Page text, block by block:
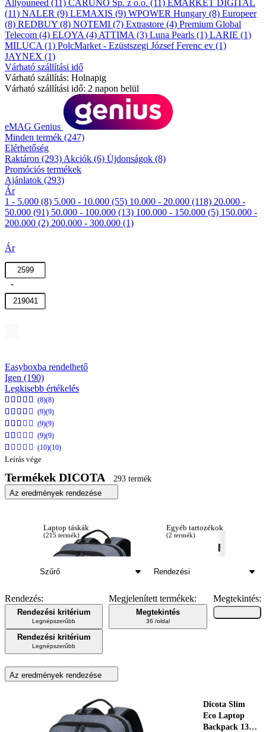
Allyouneed (11) CARUNO Sp. z o.o. (11) EMARKET DIGITAL
(11) NALER (9) LEMAXIS (9) WPOWER Hungary (8) Europeer
(8) REDBUY (8) NOTEMI (7) Extrastore (4) Premium Global
Telecom (4) ELOYA (4) ATTIMA (3) Luna Pearls (1) LARIE (1)
MILUCA (1) PolcMarket - Ezüstszegi József Ferenc ev (1)
JAYNEX (1)
Várható szállítási idő
Várható szállítás: Holnapig
Várható szállítási idő: 2 napon belül
eMAG Genius
Minden termék (247)
Elérhetőség
Raktáron (293) Akciók (6) Újdonságok (8)
Promóciós termékek
Ajánlatok (293)
Ár
1 - 5.000 (8) 5.000 - 10.000 (55) 10.000 - 20.000 (118) 20.000 -
50.000 (91) 50.000 - 100.000 (13) 100.000 - 150.000 (5) 150.000 -
200.000 (2) 200.000 - 300.000 (1)
Ár
Easyboxba rendelhető
Igen (190)
Legkisebb értékelés
(8)(8)
(9)(9)
(9)(9)
(9)(9)
(10)(10)
Leírás vége
Termékek DICOTA
293 termék
Az eredmények rendezése
Laptop táskák
(215 termék)
Egyéb tartozékok
(2 termék)
Szűrő Rendezési
Rendezés:
Rendezési kritérium
Legnépszerűbb
Rendezési kritérium
Legnépszerűbb
Megjelenített termékek:
Megtekintés
36 /oldal
Megtekintés:
Az eredmények rendezése
Dicota Slim
Eco Laptop
Backpack 13-